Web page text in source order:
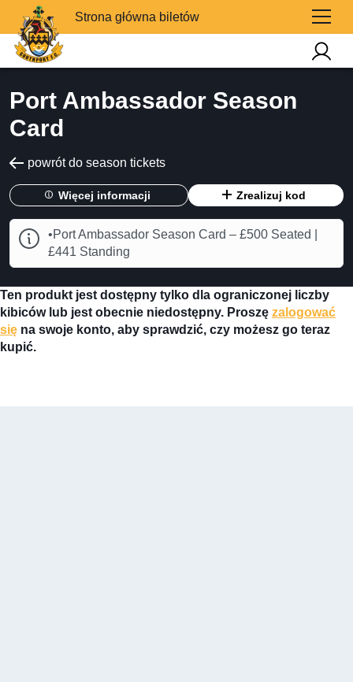
Strona główna biletów
Port Ambassador Season
Card
powrót do season tickets
Więcej informacji Zrealizuj kod
•Port Ambassador Season Card – £500 Seated |
£441 Standing
Ten produkt jest dostępny tylko dla ograniczonej liczby
kibiców lub jest obecnie niedostępny. Proszę zalogować
się na swoje konto, aby sprawdzić, czy możesz go teraz
kupić.